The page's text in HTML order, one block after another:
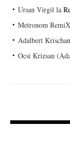
Ursan Virgil la
Metronom RemiX
Adalbert Krischan
Ocsi Krizsan